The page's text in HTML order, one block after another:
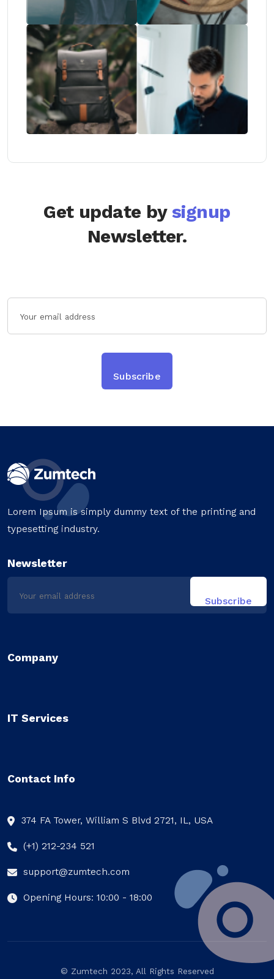
Get update by signup
Newsletter.
Lorem Ipsum is simply dummy text of the printing and
typesetting industry.
Newsletter
Company
IT Services
Contact Info
374 FA Tower, William S Blvd 2721, IL, USA
(+1) 212-234 521
support@zumtech.com
Opening Hours: 10:00 - 18:00
© Zumtech 2023, All Rights Reserved